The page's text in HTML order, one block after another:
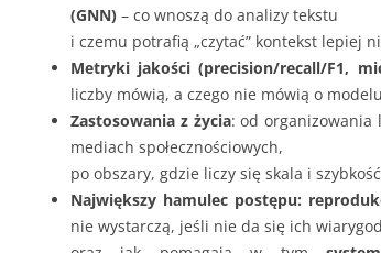
(GNN) – co wnoszą do analizy tekstu
i czemu potrafią „czytać” kontekst lepiej
Metryki jakości (precision/recall/F1,
liczby mówią, a czego nie mówią o
Zastosowania z życia: od organizowania
mediach społecznościowych,
po obszary, gdzie liczy się skala i
Największy hamulec postępu:
nie wystarczą, jeśli nie da się ich